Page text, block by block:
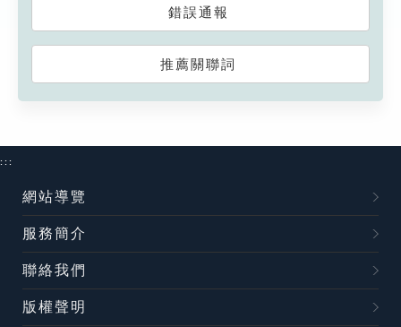
錯誤通報
推薦關聯詞
:::
網站導覽
服務簡介
聯絡我們
版權聲明